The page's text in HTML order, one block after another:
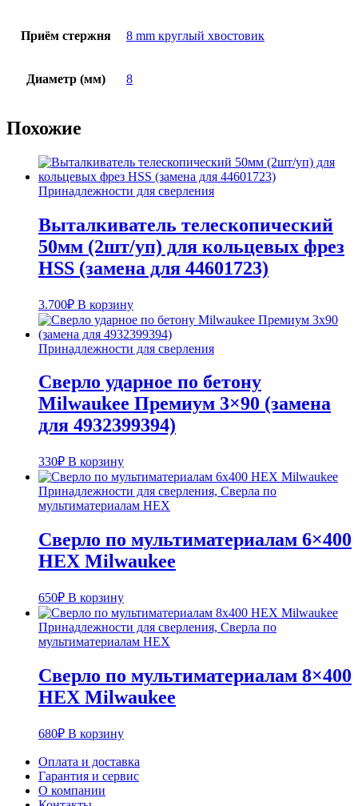
Приём стержня 8 mm круглый хвостовик
Диаметр (мм) 8
Похожие
Принадлежности для сверления
Выталкиватель телескопический
50мм (2шт/уп) для кольцевых фрез
HSS (замена для 44601723)
3.700₽ В корзину
Принадлежности для сверления
Сверло ударное по бетону
Milwaukee Премиум 3×90 (замена
для 4932399394)
330₽ В корзину
Принадлежности для сверления, Сверла по
мультиматериалам HEX
Сверло по мультиматериалам 6×400
HEX Milwaukee
650₽ В корзину
Принадлежности для сверления, Сверла по
мультиматериалам HEX
Сверло по мультиматериалам 8×400
HEX Milwaukee
680₽ В корзину
Оплата и доставка
Гарантия и сервис
О компании